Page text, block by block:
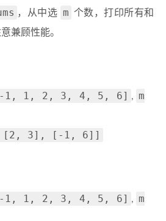
，从中选 m 个数，打印所有和
兼顾性能。
[-1, 1, 2, 3, 4, 5, 6] ,
m
3], [-1, 6]]
[-1, 1, 2, 3, 4, 5, 6] ,
m